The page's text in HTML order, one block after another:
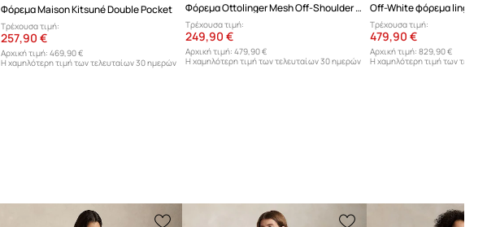
Φόρεμα Maison Kitsuné Double Pocket
Τρέχουσα τιμή:
257,90 €
Αρχική τιμή: 469,90 €
Η χαμηλότερη τιμή των τελευταίων 30 ημερών
Φόρεμα Ottolinger Mesh Off-Shoulder Mini
Τρέχουσα τιμή:
249,90 €
Αρχική τιμή: 479,90 €
Η χαμηλότερη τιμή των τελευταίων 30 ημερών
Τρέχουσα τιμή:
479,90 €
Αρχική τιμή: 829,90 €
Η χαμηλότερη τιμή των